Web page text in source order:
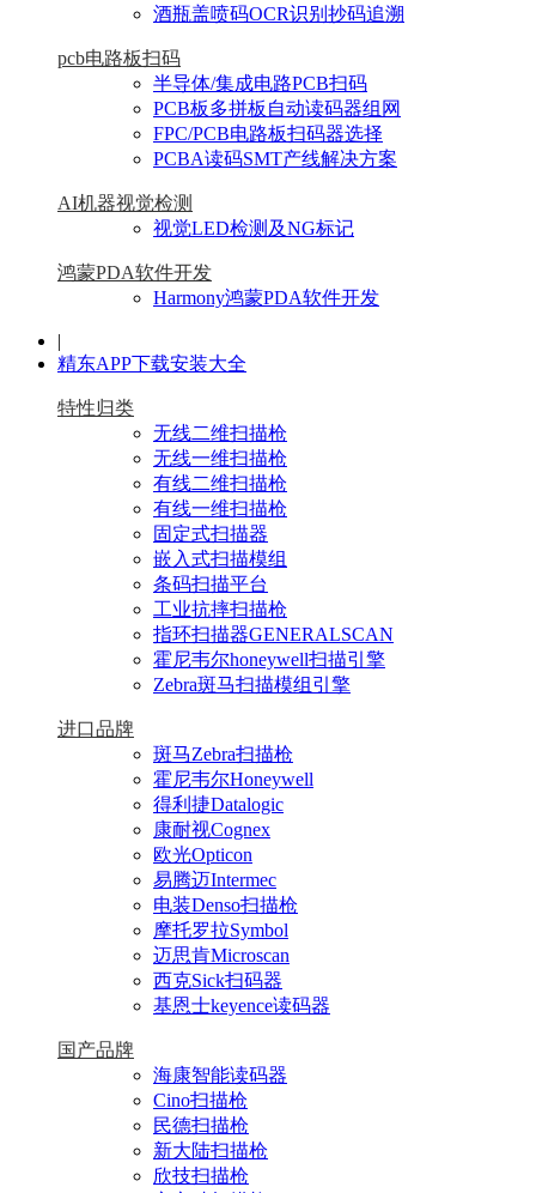
酒瓶盖喷码OCR识别抄码追溯
pcb电路板扫码
半导体/集成电路PCB扫码
PCB板多拼板自动读码器组网
FPC/PCB电路板扫码器选择
PCBA读码SMT产线解决方案
AI机器视觉检测
视觉LED检测及NG标记
鸿蒙PDA软件开发
Harmony鸿蒙PDA软件开发
|
精东APP下载安装大全
特性归类
无线二维扫描枪
无线一维扫描枪
有线二维扫描枪
有线一维扫描枪
固定式扫描器
嵌入式扫描模组
条码扫描平台
工业抗摔扫描枪
指环扫描器GENERALSCAN
霍尼韦尔honeywell扫描引擎
Zebra斑马扫描模组引擎
进口品牌
斑马Zebra扫描枪
霍尼韦尔Honeywell
得利捷Datalogic
康耐视Cognex
欧光Opticon
易腾迈Intermec
电装Denso扫描枪
摩托罗拉Symbol
迈思肯Microscan
西克Sick扫码器
基恩士keyence读码器
国产品牌
海康智能读码器
Cino扫描枪
民德扫描枪
新大陆扫描枪
欣技扫描枪